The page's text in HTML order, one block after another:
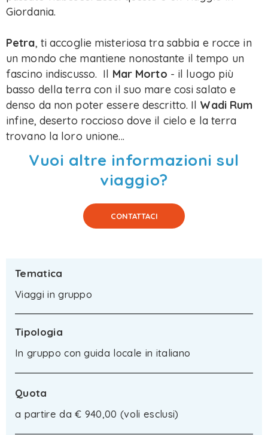
Giordania.
Petra, ti accoglie misteriosa tra sabbia e rocce in
un mondo che mantiene nonostante il tempo un
fascino indiscusso. Il Mar Morto - il luogo più
basso della terra con il suo mare cosi salato e
denso da non poter essere descritto. Il Wadi Rum
infine, deserto roccioso dove il cielo e la terra
trovano la loro unione...
Vuoi altre informazioni sul
viaggio?
CONTATTACI
Tematica
Viaggi in gruppo
Tipologia
In gruppo con guida locale in italiano
Quota
a partire da € 940,00 (voli esclusi)